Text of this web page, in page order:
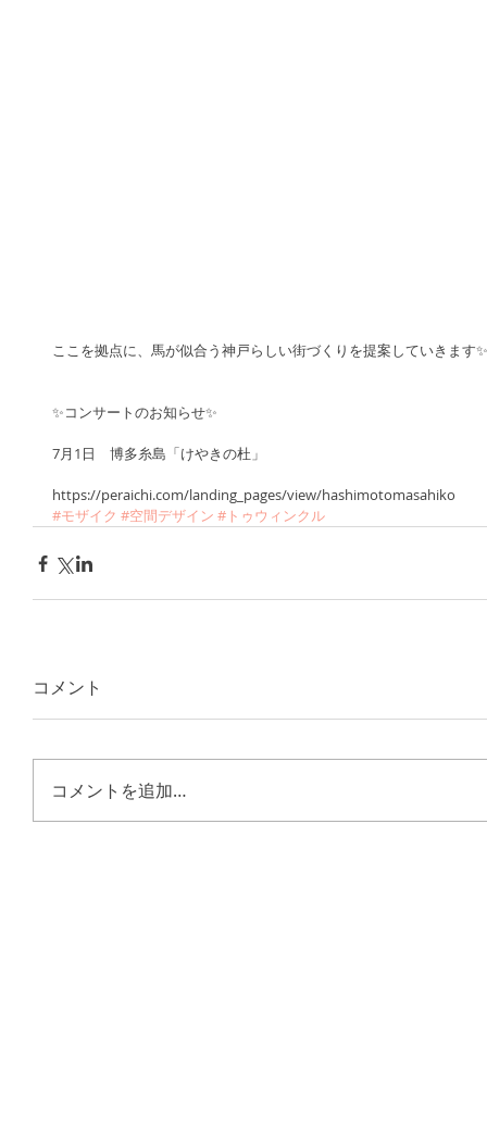
ここを拠点に、馬が似合う神戸らしい街づくりを提案していきます✨
✨コンサートのお知らせ✨
7月1日　博多糸島「けやきの杜」
https://peraichi.com/landing_pages/view/hashimotomasahiko
#モザイク #空間デザイン #トゥウィンクル
コメント
コメントを追加…